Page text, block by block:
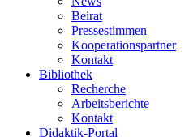
Beirat
Pressestimmen
Kooperationspartner
Kontakt
Bibliothek
Recherche
Arbeitsberichte
Kontakt
Didaktik-Portal